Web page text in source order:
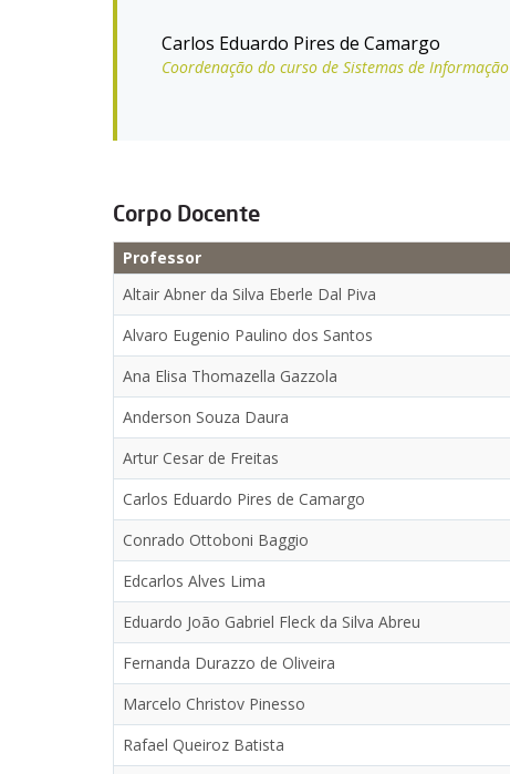
Carlos Eduardo Pires de Camargo
Coordenação do curso de Sistemas de Informação
Corpo Docente
Professor
Altair Abner da Silva Eberle Dal Piva
Alvaro Eugenio Paulino dos Santos
Ana Elisa Thomazella Gazzola
Anderson Souza Daura
Artur Cesar de Freitas
Carlos Eduardo Pires de Camargo
Conrado Ottoboni Baggio
Edcarlos Alves Lima
Eduardo João Gabriel Fleck da Silva Abreu
Fernanda Durazzo de Oliveira
Marcelo Christov Pinesso
Rafael Queiroz Batista